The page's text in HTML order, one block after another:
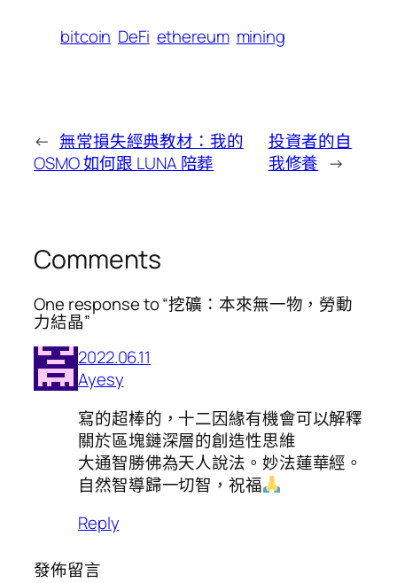
bitcoin DeFi ethereum mining
← 無常損失經典教材：我的
OSMO 如何跟 LUNA 陪葬
投資者的自
我修養 →
Comments
One response to “挖礦：本來無一物，勞動
力結晶”
2022.06.11
Ayesy
寫的超棒的，十二因緣有機會可以解釋
關於區塊鏈深層的創造性思維
大通智勝佛為天人說法。妙法蓮華經。
自然智導歸一切智，祝福
Reply
發佈留言